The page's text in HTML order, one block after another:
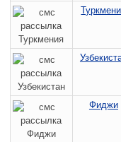
Фиджи